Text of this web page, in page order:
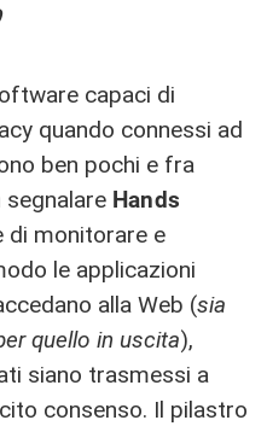
capaci di
quando connessi ad
ben pochi e fra
Hands
di monitorare e
le applicazioni
alla Web (sia
quello in uscita),
siano trasmessi a
consenso. Il pilastro